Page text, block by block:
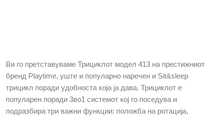
Ви го претставуваме Трициклот модел 413 на престижниот
бренд Playtime, уште и популарно наречен и Sit&sleep
трицикл поради удобноста која ја дава. Трициклот е
популарен поради 3во1 системот кој го поседува и
подразбира три важни функции: положба на ротација,